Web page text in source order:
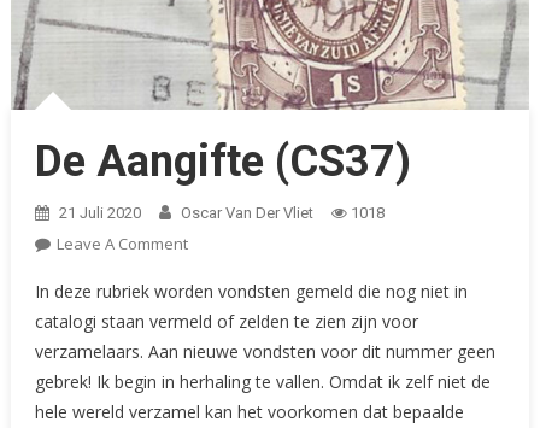
De Aangifte (CS37)
21 Juli 2020 Oscar Van Der Vliet 1018
Leave A CommentOn
Aangifte
(CS37)
In deze rubriek worden vondsten gemeld die nog niet in
catalogi staan vermeld of zelden te zien zijn voor
verzamelaars. Aan nieuwe vondsten voor dit nummer geen
gebrek! Ik begin in herhaling te vallen. Omdat ik zelf niet de
hele wereld verzamel kan het voorkomen dat bepaalde